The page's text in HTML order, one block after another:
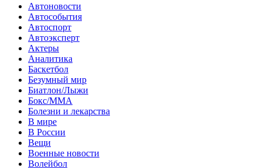
Автоновости
Автособытия
Автоспорт
Автоэксперт
Актеры
Аналитика
Баскетбол
Безумный мир
Биатлон/Лыжи
Бокс/MMA
Болезни и лекарства
В мире
В России
Вещи
Военные новости
Волейбол